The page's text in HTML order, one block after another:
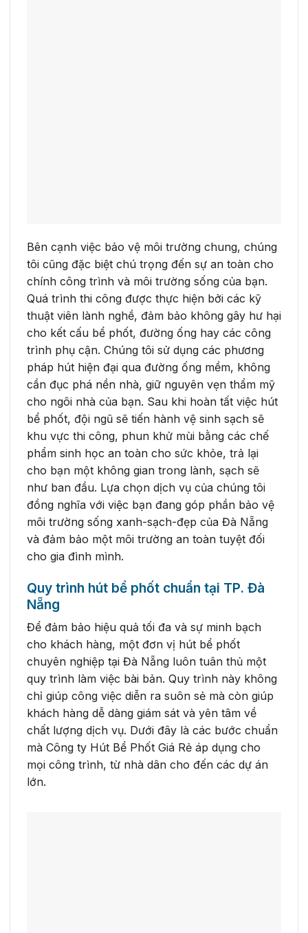
Bên cạnh việc bảo vệ môi trường chung, chúng
tôi cũng đặc biệt chú trọng đến sự an toàn cho
chính công trình và môi trường sống của bạn.
Quá trình thi công được thực hiện bởi các kỹ
thuật viên lành nghề, đảm bảo không gây hư hại
cho kết cấu bể phốt, đường ống hay các công
trình phụ cận. Chúng tôi sử dụng các phương
pháp hút hiện đại qua đường ống mềm, không
cần đục phá nền nhà, giữ nguyên vẹn thẩm mỹ
cho ngôi nhà của bạn. Sau khi hoàn tất việc hút
bể phốt, đội ngũ sẽ tiến hành vệ sinh sạch sẽ
khu vực thi công, phun khử mùi bằng các chế
phẩm sinh học an toàn cho sức khỏe, trả lại
cho bạn một không gian trong lành, sạch sẽ
như ban đầu. Lựa chọn dịch vụ của chúng tôi
đồng nghĩa với việc bạn đang góp phần bảo vệ
môi trường sống xanh-sạch-đẹp của Đà Nẵng
và đảm bảo một môi trường an toàn tuyệt đối
cho gia đình mình.
Quy trình hút bể phốt chuẩn tại TP. Đà
Nẵng
Để đảm bảo hiệu quả tối đa và sự minh bạch
cho khách hàng, một đơn vị hút bể phốt
chuyên nghiệp tại Đà Nẵng luôn tuân thủ một
quy trình làm việc bài bản. Quy trình này không
chỉ giúp công việc diễn ra suôn sẻ mà còn giúp
khách hàng dễ dàng giám sát và yên tâm về
chất lượng dịch vụ. Dưới đây là các bước chuẩn
mà Công ty Hút Bể Phốt Giá Rẻ áp dụng cho
mọi công trình, từ nhà dân cho đến các dự án
lớn.